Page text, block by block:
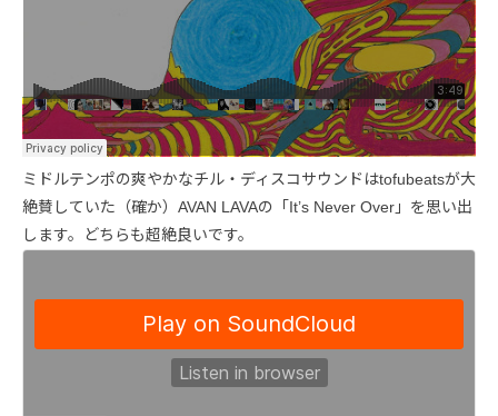
ミドルテンポの爽やかなチル・ディスコサウンドはtofubeatsが大
絶賛していた（確か）AVAN LAVAの「It’s Never Over」を思い出
します。どちらも超絶良いです。